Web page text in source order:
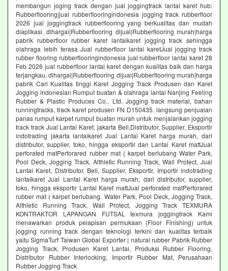
membangun joging track dengan jual joggingtrack lantai karet hub:
Rubberflooring|jual rubberflooringindonesia jogging track rubberfloor
2026 jual joggingtrack rubberflooring yang berkualitas dan mudah
diaplikasi. dihargai|Rubberflooring dijual|Rubberflooring murah|harga
pabrik rubberfloor rubber karet lantaikaret jogging track sehingga
olahraga lebih terasa Jual rubberfloor lantai karetJual jogging track
rubber flooring rubberflooringindonesia jual rubberfloor lantai karet 28
Feb 2026 jual rubberfloor lantai karet dengan kualitas baik dan harga
terjangkau, dihargai|Rubberflooring dijual|Rubberflooring murah|harga
pabrik Cari Kualitas tinggi Karet Jogging Track Produsen dan Karet
Jogging indonesian Rumput buatan & olahraga lantai Nanjing Feeling
Rubber & Plastic Produces Co., Ltd. Jogging track material, bahan
runningtracks, track karet produsen FN D150435. langsung penjualan
panas rumput karpet rumput buatan murah untuk menjalankan jogging
track track Jual Lantai Karet, jakarta Beli,Distributor, Supplier, Eksportir
indotrading jakarta lantaikaret Jual Lantai Karet harga murah, dari
distributor, supplier, toko, hingga eksportir dan Lantai Karet mattJual
perforated matPerforared rubber mat ( karpet berlubang Water Park,
Pool Deck, Jogging Track, Althletic Running Track, Wall Protect, Jual
Lantai Karet, Distributor, Beli, Supplier, Eksportir, Importir indotrading
lantaikaret Jual Lantai Karet harga murah, dari distributor, supplier,
toko, hingga eksportir Lantai Karet mattJual perforated matPerforared
rubber mat ( karpet berlubang. Water Park, Pool Deck, Jogging Track,
Althletic Running Track, Wall Protect, Jogging Track TEXMURA
KONTRAKTOR LAPANGAN FUTSAL texmura joggingtrack Kami
menawarkan produk pelapisan permukaan (Floor Finishing) untuk
jogging running track dengan teknologi terkini dan kualitas terbaik
yaitu SigmaTurf Taiwan Global Exporter | natural rubber Pabrik Rubber
Jogging Track, Produsen Karet Lantai, Produksi Rubber Flooring,
Distributor Rubber Interlocking, Importir Rubber Mat, Perusahaan
Rubber Jogging Track